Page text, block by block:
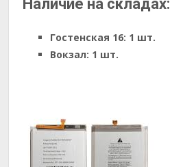
Наличие на складах:
Гостенская 16: 1 шт.
Вокзал: 1 шт.